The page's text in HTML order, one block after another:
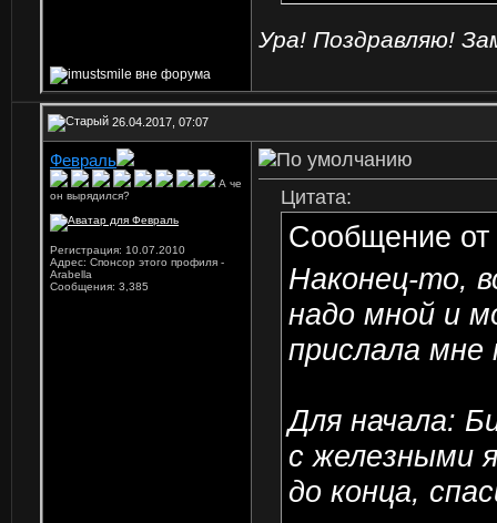
Ура! Поздравляю!
26.04.2017, 07:07
Февраль
А че
он вырядился?
Регистрация: 10.07.2010
Адрес: Спонсор этого профиля -
Arabella
Сообщения: 3,385
Цитата:
Сообщение от
Наконец-то,
надо мной и
прислала мне
Для начала:
с железными
до конца,